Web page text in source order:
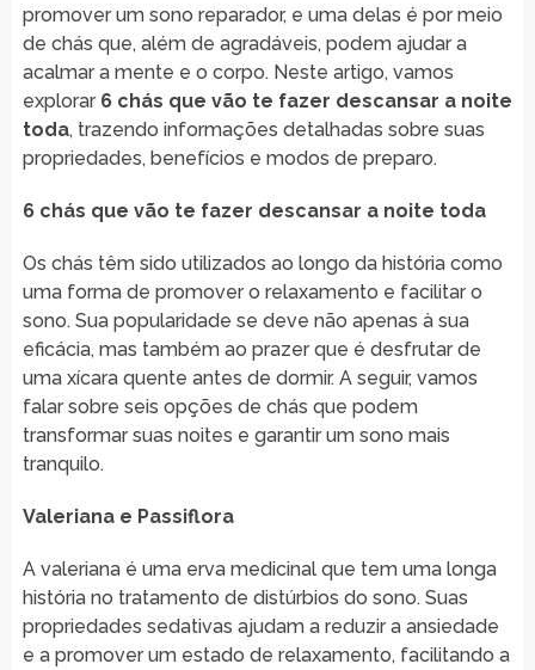
promover um sono reparador, e uma delas é por meio
de chás que, além de agradáveis, podem ajudar a
acalmar a mente e o corpo. Neste artigo, vamos
explorar 6 chás que vão te fazer descansar a noite
toda, trazendo informações detalhadas sobre suas
propriedades, benefícios e modos de preparo.
6 chás que vão te fazer descansar a noite toda
Os chás têm sido utilizados ao longo da história como
uma forma de promover o relaxamento e facilitar o
sono. Sua popularidade se deve não apenas à sua
eficácia, mas também ao prazer que é desfrutar de
uma xícara quente antes de dormir. A seguir, vamos
falar sobre seis opções de chás que podem
transformar suas noites e garantir um sono mais
tranquilo.
Valeriana e Passiflora
A valeriana é uma erva medicinal que tem uma longa
história no tratamento de distúrbios do sono. Suas
propriedades sedativas ajudam a reduzir a ansiedade
e a promover um estado de relaxamento, facilitando a